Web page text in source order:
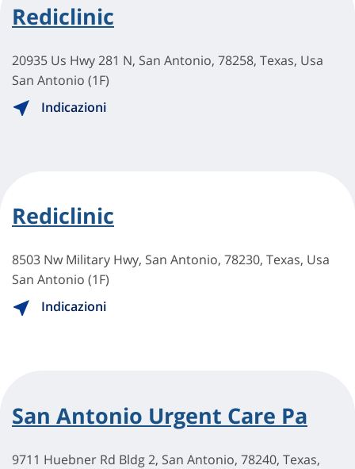
Rediclinic
20935 Us Hwy 281 N, San Antonio, 78258, Texas, Usa
San Antonio (1F)
Indicazioni
Rediclinic
8503 Nw Military Hwy, San Antonio, 78230, Texas, Usa
San Antonio (1F)
Indicazioni
San Antonio Urgent Care Pa
9711 Huebner Rd Bldg 2, San Antonio, 78240, Texas,